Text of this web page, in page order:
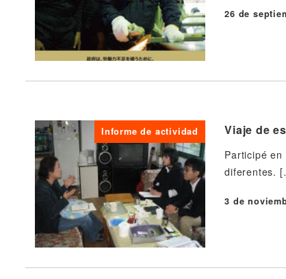
Publicado
26 de
Informe de actividad Viaje de
Participé
diferentes.
Publicado
3 de